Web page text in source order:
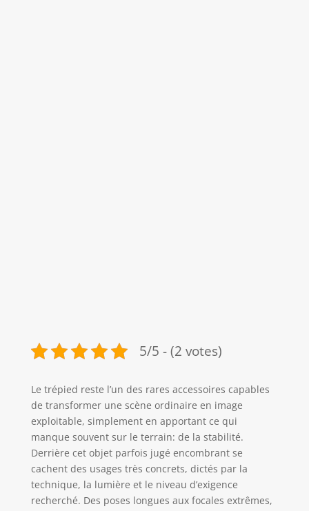
5/5 - (2 votes)
Le trépied reste l’un des rares accessoires capables
de transformer une scène ordinaire en image
exploitable, simplement en apportant ce qui
manque souvent sur le terrain: de la stabilité.
Derrière cet objet parfois jugé encombrant se
cachent des usages très concrets, dictés par la
technique, la lumière et le niveau d’exigence
recherché. Des poses longues aux focales extrêmes,